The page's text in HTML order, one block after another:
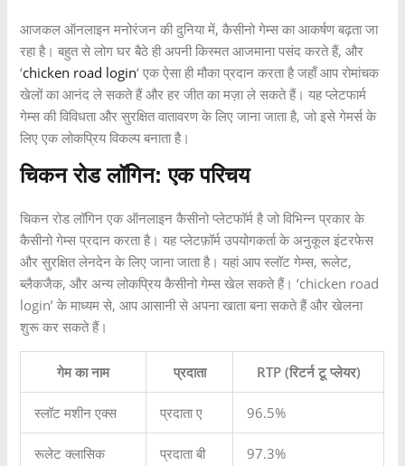
आजकल ऑनलाइन मनोरंजन की दुनिया में, कैसीनो गेम्स का आकर्षण बढ़ता जा
रहा है। बहुत से लोग घर बैठे ही अपनी किस्मत आजमाना पसंद करते हैं, और
‘chicken road login‘ एक ऐसा ही मौका प्रदान करता है जहाँ आप रोमांचक
खेलों का आनंद ले सकते हैं और हर जीत का मज़ा ले सकते हैं। यह प्लेटफार्म
गेम्स की विविधता और सुरक्षित वातावरण के लिए जाना जाता है, जो इसे गेमर्स के
लिए एक लोकप्रिय विकल्प बनाता है।
चिकन रोड लॉगिन: एक परिचय
चिकन रोड लॉगिन एक ऑनलाइन कैसीनो प्लेटफॉर्म है जो विभिन्न प्रकार के
कैसीनो गेम्स प्रदान करता है। यह प्लेटफ़ॉर्म उपयोगकर्ता के अनुकूल इंटरफेस
और सुरक्षित लेनदेन के लिए जाना जाता है। यहां आप स्लॉट गेम्स, रूलेट,
ब्लैकजैक, और अन्य लोकप्रिय कैसीनो गेम्स खेल सकते हैं। ‘chicken road
login’ के माध्यम से, आप आसानी से अपना खाता बना सकते हैं और खेलना
शुरू कर सकते हैं।
गेम का नाम प्रदाता RTP (रिटर्न टू प्लेयर)
स्लॉट मशीन एक्स प्रदाता ए 96.5%
रूलेट क्लासिक प्रदाता बी 97.3%